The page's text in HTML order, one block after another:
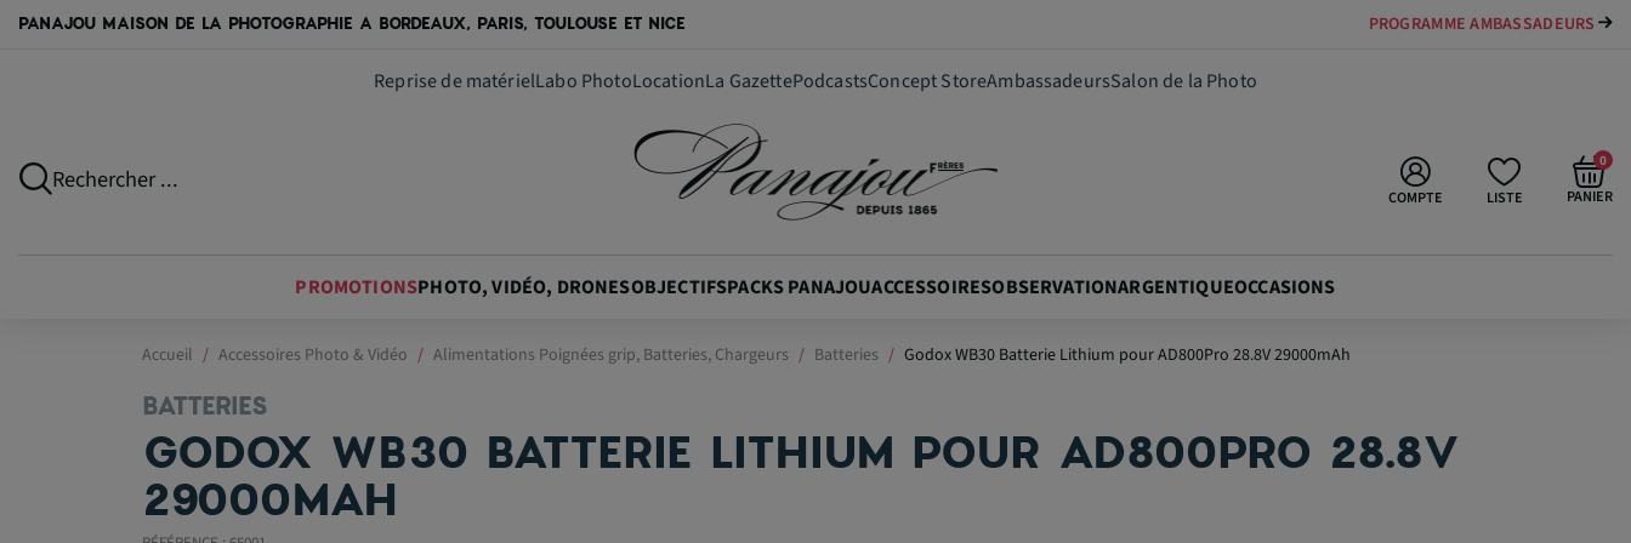
PANAJOU MAISON DE LA PHOTOGRAPHIE A BORDEAUX, PARIS, TOULOUSE ET NICE PAYER VOTRE MATÉRIEL JUSQU'EN 84 FOIS
Reprise de matérielLabo PhotoLocationLa GazettePodcastsConcept StoreAmbassadeursSalon de la Photo
Rechercher ...
LISTE
COMPTE PANIER
0
PROMOTIONSPHOTO, VIDÉO, DRONESOBJECTIFSPACKS PANAJOUACCESSOIRESOBSERVATIONARGENTIQUEOCCASIONS
Accueil Accessoires Photo & Vidéo Alimentations Poignées grip, Batteries, Chargeurs Batteries Godox WB30 Batterie Lithium pour AD800Pro 28.8V 29000mAh
BATTERIES
GODOX WB30 BATTERIE LITHIUM POUR AD800PRO 28.8V
29000MAH
310,00 €